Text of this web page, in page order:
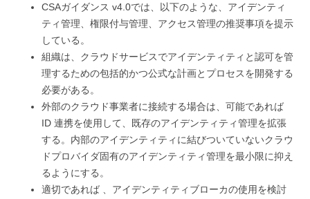
CSAガイダンス v4.0では、以下のような、アイデンティ
ティ管理、権限付与管理、アクセス管理の推奨事項を提示
している。
組織は、クラウドサービスでアイデンティティと認可を管
理するための包括的かつ公式な計画とプロセスを開発する
必要がある。
外部のクラウド事業者に接続する場合は、可能であれば
ID 連携を使用して、既存のアイデンティティ管理を拡張
する。内部のアイデンティティに結びついていないクラウ
ドプロバイダ固有のアイデンティティ管理を最小限に抑え
るようにする。
適切であれば 、アイデンティティブローカの使用を検討